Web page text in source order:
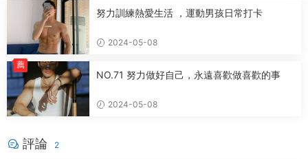
努力訓練熱愛生活 ，運動男孩日常打卡
2024-05-08
NO.71 努力做好自己，永遠喜歡做喜歡的事
2024-05-08
薦
評論 2